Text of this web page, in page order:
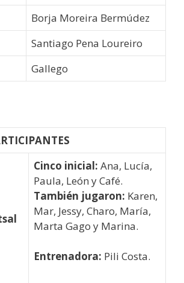
Borja Moreira Bermúdez
Santiago Pena Loureiro
Gallego
Cinco inicial: Ana, Lucía,
Paula, León y Café.
También jugaron: Karen,
Mar, Jessy, Charo, María,
Marta Gago y Marina.
Entrenadora: Pili Costa.